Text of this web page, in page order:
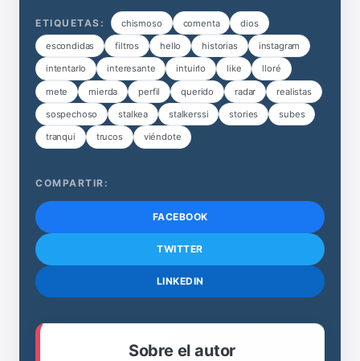
ETIQUETAS: chismoso comenta dios
escondidas filtros hello historias instagram
intentarlo interesante intuirlo like lloré
mete mierda perfil querido radar realistas
sospechoso stalkea stalkerssi stories subes
tranqui trucos viéndote
COMPARTIR:
FACEBOOK
TWITTER
LINKEDIN
Sobre el autor